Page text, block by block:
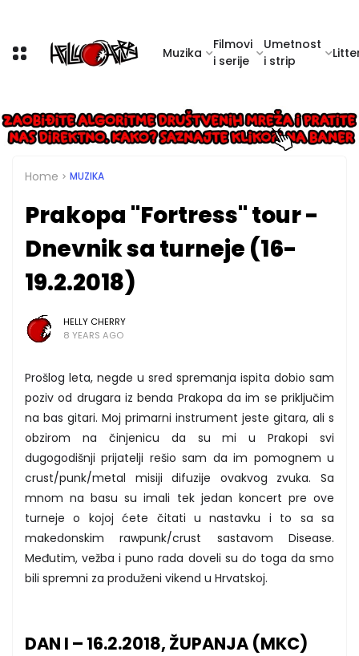
Muzika
Filmovi
i serije
Umetnost
i strip
Home MUZIKA
Prakopa "Fortress" tour -
Dnevnik sa turneje (16-
19.2.2018)
HELLY CHERRY
8 YEARS AGO
Prošlog leta, negde u sred spremanja ispita dobio sam
poziv od drugara iz benda Prakopa da im se priključim
na bas gitari. Moj primarni instrument jeste gitara, ali s
obzirom na činjenicu da su mi u Prakopi svi
dugogodišnji prijatelji rešio sam da im pomognem u
crust/punk/metal misiji difuzije ovakvog zvuka. Sa
mnom na basu su imali tek jedan koncert pre ove
turneje o kojoj ćete čitati u nastavku i to sa sa
makedonskim rawpunk/crust sastavom Disease.
Međutim, vežba i puno rada doveli su do toga da smo
bili spremni za produženi vikend u Hrvatskoj.
DAN I – 16.2.2018, ŽUPANJA (MKC)